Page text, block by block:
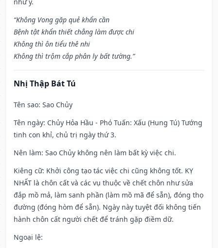
“Không Vong gặp quẻ khẩn cần
Bệnh tật khẩn thiết chẳng làm được chi
Không thì ôn tiểu thê nhi
Không thì trộm cắp phân ly bất tường.”
Nhị Thập Bát Tú
Tên sao: Sao Chủy
Tên ngày: Chủy Hỏa Hầu - Phó Tuấn: Xấu (Hung Tú) Tướng
tinh con khỉ, chủ trị ngày thứ 3.
Nên làm: Sao Chủy không nên làm bất kỳ việc chi.
Kiêng cữ: Khởi công tạo tác việc chi cũng không tốt. KỴ
NHẤT là chôn cất và các vụ thuộc về chết chôn như sửa
đắp mồ mả, làm sanh phần (làm mồ mã để sẵn), đóng thọ
đường (đóng hòm để sẵn). Ngày này tuyệt đối không tiến
hành chôn cất người chết để tránh gặp điềm dữ.
Ngoại lệ: